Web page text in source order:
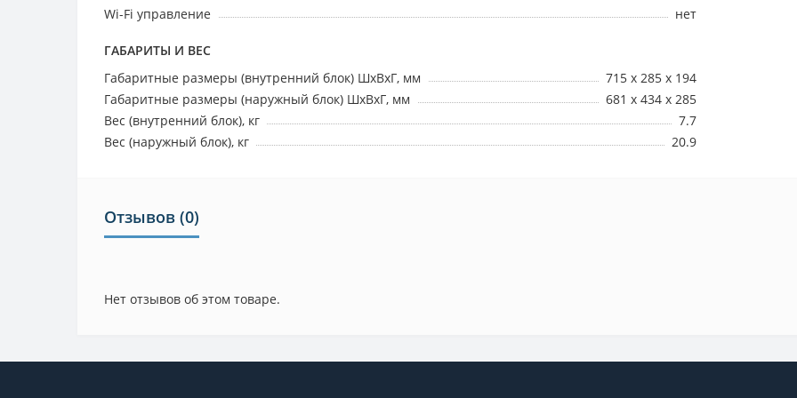
Wi-Fi управление
нет
ГАБАРИТЫ И ВЕС
Габаритные размеры (внутренний блок) ШхВхГ, мм
715 x 285 x 194
Габаритные размеры (наружный блок) ШхВхГ, мм
681 x 434 x 285
Вес (внутренний блок), кг
7.7
Вес (наружный блок), кг
20.9
Отзывов (0)
Нет отзывов об этом товаре.